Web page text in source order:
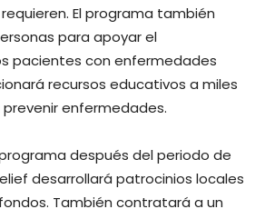
El programa también
para apoyar el
pacientes con enfermedades
recursos educativos a miles
enfermedades.
después del periodo de
desarrollará patrocinios locales
También contratará a un